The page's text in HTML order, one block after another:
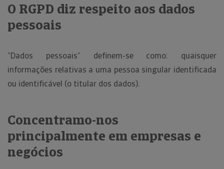
O RGPD diz respeito aos dados
pessoais
“Dados pessoais” definem-se como: quaisquer
informações relativas a uma pessoa singular identificada
ou identificável (o titular dos dados).
Concentramo-nos
principalmente em empresas e
negócios